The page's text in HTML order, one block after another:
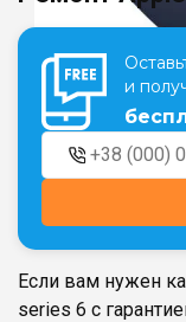
Театральная
г. Киев, ул. Крещатик 44-А
Оболонь
г. Киев, ТЦ LAKE PLAZA,
полка «Азов», 12
Дарница
г. Киев, Комфорт Таун,
Березнева, 16, корпус 3
и
Если вам нужен
series 6 с